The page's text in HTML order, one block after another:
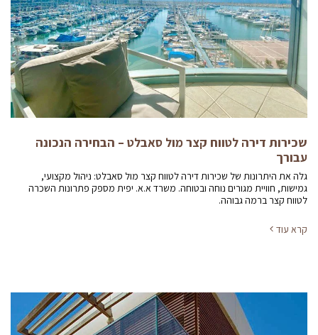
שכירות דירה לטווח קצר מול סאבלט – הבחירה הנכונה
עבורך
גלה את היתרונות של שכירות דירה לטווח קצר מול סאבלט: ניהול מקצועי,
גמישות, חוויית מגורים נוחה ובטוחה. משרד א.א. יפית מספק פתרונות השכרה
לטווח קצר ברמה גבוהה.
קרא עוד